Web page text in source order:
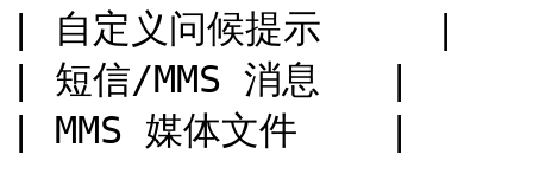
| 自定义问候提示
| 短信/MMS 消息   |
| MMS 媒体文件    |